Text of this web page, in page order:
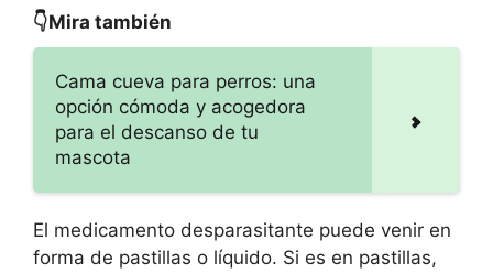
👇Mira también
Cama cueva para perros: una
opción cómoda y acogedora
para el descanso de tu
mascota
El medicamento desparasitante puede venir en
forma de pastillas o líquido. Si es en pastillas,